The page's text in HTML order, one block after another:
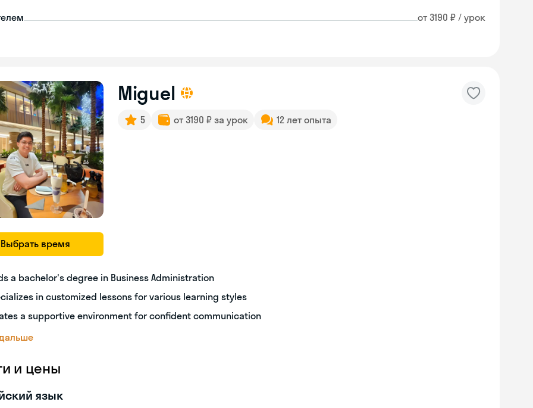
от 3190 ₽ / урок
Выбрать время
Miguel
5 от 3190 ₽ за урок 12 лет опыта
a bachelor's degree in Business Administration
in customized lessons for various learning styles
a supportive environment for confident communication
и цены
язык